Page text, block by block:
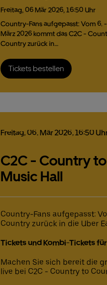
Freitag, 06Mär2026, 16:50 Uhr
Country-Fans aufgepasst: Vom 6.
März 2026 kommt das C2C -
Country zurück in…
Tickets bestellen
Freitag,06. Mär2026,16:50 Uhr
C2C - Country
Music Hall
Country-Fans aufgepasst:
Country zurück in die Uber
Tickets und Kombi-Tickets
Machen Sie sich bereit die
live bei C2C - Country to